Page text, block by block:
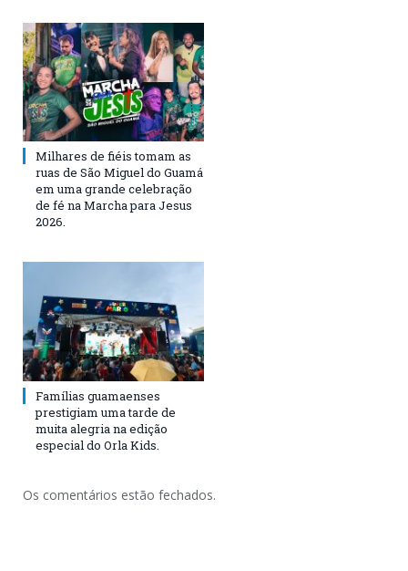
Milhares de fiéis tomam as
ruas de São Miguel do Guamá
em uma grande celebração
de fé na Marcha para Jesus
2026.
Famílias guamaenses
prestigiam uma tarde de
muita alegria na edição
especial do Orla Kids.
Os comentários estão fechados.